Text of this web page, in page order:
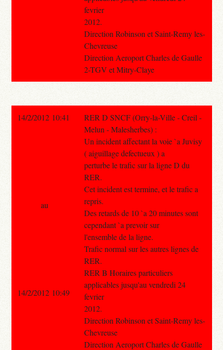
fevrier
2012.
Direction Robinson et Saint-Remy les-
Chevreuse
Direction Aeroport Charles de Gaulle
2-TGV et Mitry-Claye
14/2/2012 10:41
RER D SNCF (Orry-la-Ville - Creil -
Melun - Malesherbes) :
Un incident affectant la voie `a Juvisy
( aiguillage defectueux ) a
perturbe le trafic sur la ligne D du
RER.
Cet incident est termine, et le trafic a
repris.
Des retards de 10 `a 20 minutes sont
cependant `a prevoir sur
l'ensemble de la ligne.
Trafic normal sur les autres lignes de
RER.
RER B Horaires particuliers
applicables jusqu'au vendredi 24
fevrier
2012.
Direction Robinson et Saint-Remy les-
Chevreuse
Direction Aeroport Charles de Gaulle
au
14/2/2012 10:49